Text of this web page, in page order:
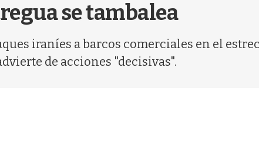
se tambalea
iraníes a barcos comerciales en el
de acciones "decisivas".